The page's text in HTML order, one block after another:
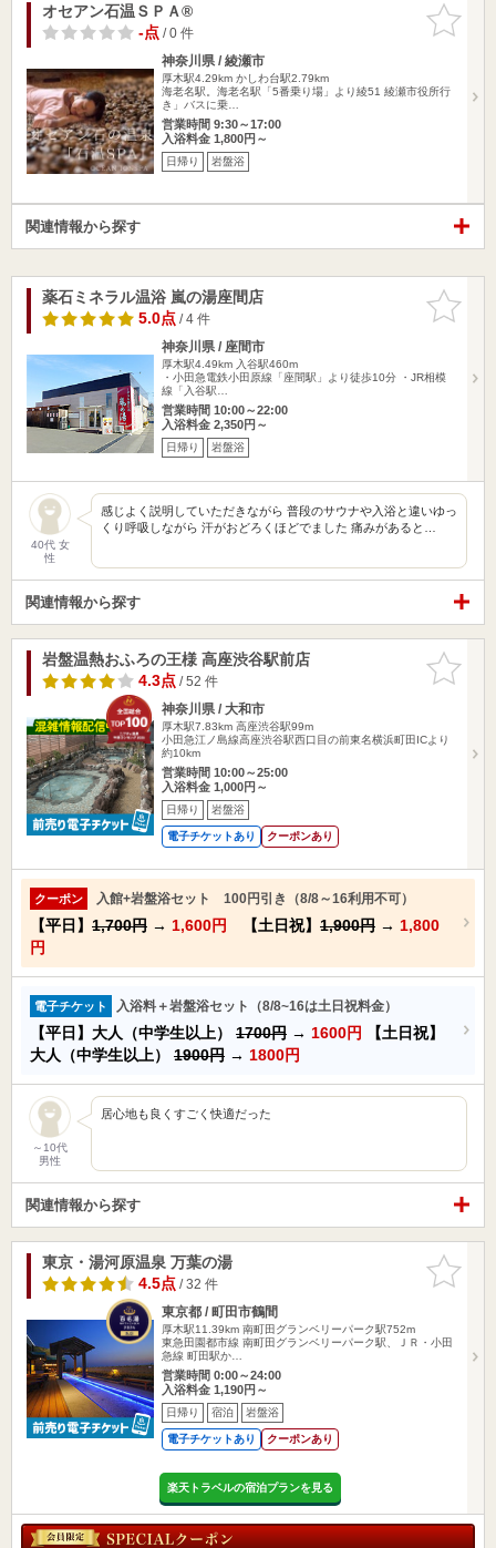
お気に入
りに追加
オセアン石温ＳＰＡ®
-点/ 0 件
神奈川県 / 綾瀬市
厚木駅4.29km かしわ台駅2.79km
海老名駅。海老名駅「5番乗り場」より綾51 綾瀬市役所行
き」バスに乗…
営業時間 9:30～17:00
入浴料金 1,800円～
日帰り 岩盤浴
関連情報から探す
お気に入
りに追加
薬石ミネラル温浴 嵐の湯座間店
5.0点/ 4 件
神奈川県 / 座間市
厚木駅4.49km 入谷駅460m
・小田急電鉄小田原線「座間駅」より徒歩10分 ・JR相模
線「入谷駅…
営業時間 10:00～22:00
入浴料金 2,350円～
日帰り 岩盤浴
40代 女
性
感じよく説明していただきながら 普段のサウナや入浴と違いゆっ
くり呼吸しながら 汗がおどろくほどでました 痛みがあると…
関連情報から探す
お気に入
りに追加
岩盤温熱おふろの王様 高座渋谷駅前店
4.3点/ 52 件
神奈川県 / 大和市
厚木駅7.83km 高座渋谷駅99m
小田急江ノ島線高座渋谷駅西口目の前東名横浜町田ICより
約10km
営業時間 10:00～25:00
入浴料金 1,000円～
日帰り 岩盤浴
電子チケットあり クーポンあり
クーポン 入館+岩盤浴セット 100円引き（8/8～16利用不可）
【平日】 1,700円 → 1,600円 【土日祝】 1,900円 → 1,800
円
電子チケット 入浴料＋岩盤浴セット（8/8~16は土日祝料金）
【平日】大人（中学生以上） 1700円 → 1600円
【土日祝】
大人（中学生以上） 1900円 → 1800円
～10代
男性
居心地も良くすごく快適だった
関連情報から探す
お気に入
りに追加
東京・湯河原温泉 万葉の湯
4.5点/ 32 件
東京都 / 町田市鶴間
厚木駅11.39km 南町田グランベリーパーク駅752m
東急田園都市線 南町田グランベリーパーク駅、ＪＲ・小田
急線 町田駅か…
営業時間 0:00～24:00
入浴料金 1,190円～
日帰り 宿泊 岩盤浴
電子チケットあり クーポンあり
楽天トラベルの宿泊プランを見る